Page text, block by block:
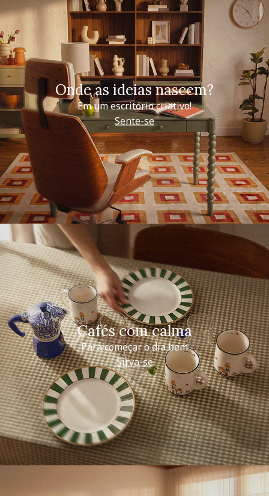
Onde as ideias nascem?
Em um escritório criativo!
Sente-se
Cafés com calma
Para começar o dia bem
Sirva-se